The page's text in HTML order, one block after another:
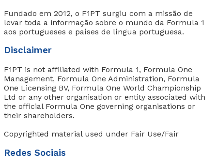
Fundado em 2012, o F1PT surgiu com a missão de
levar toda a informação sobre o mundo da Formula 1
aos portugueses e países de língua portuguesa.
Disclaimer
F1PT is not affiliated with Formula 1, Formula One
Management, Formula One Administration, Formula
One Licensing BV, Formula One World Championship
Ltd or any other organisation or entity associated with
the official Formula One governing organisations or
their shareholders.
Copyrighted material used under Fair Use/Fair
Redes Sociais